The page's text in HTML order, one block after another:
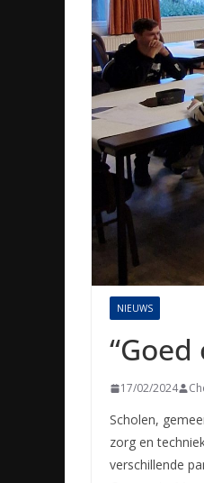
NIEUWS
17/02/2024
Scholen,
zorg en
verschillende